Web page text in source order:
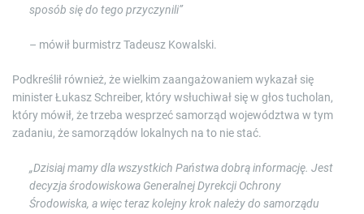
sposób się do tego przyczynili”
– mówił burmistrz Tadeusz Kowalski.
Podkreślił również, że wielkim zaangażowaniem wykazał się
minister Łukasz Schreiber, który wsłuchiwał się w głos tucholan,
który mówił, że trzeba wesprzeć samorząd województwa w tym
zadaniu, że samorządów lokalnych na to nie stać.
„Dzisiaj mamy dla wszystkich Państwa dobrą informację. Jest
decyzja środowiskowa Generalnej Dyrekcji Ochrony
Środowiska, a więc teraz kolejny krok należy do samorządu